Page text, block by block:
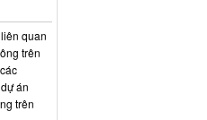
quan
trên
án
trên